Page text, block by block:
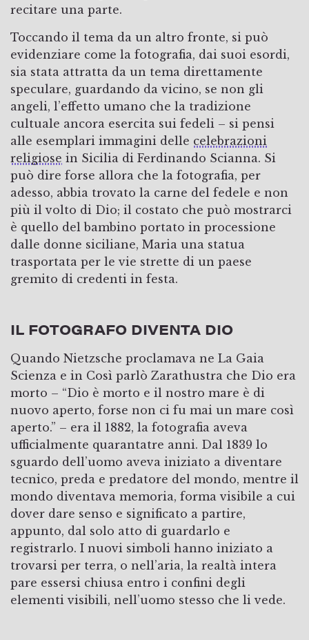
recitare una parte.
Toccando il tema da un altro fronte, si può
evidenziare come la fotografia, dai suoi esordi,
sia stata attratta da un tema direttamente
speculare, guardando da vicino, se non gli
angeli, l’effetto umano che la tradizione
cultuale ancora esercita sui fedeli – si pensi
alle esemplari immagini delle celebrazioni
religiose in Sicilia di Ferdinando Scianna. Si
può dire forse allora che la fotografia, per
adesso, abbia trovato la carne del fedele e non
più il volto di Dio; il costato che può mostrarci
è quello del bambino portato in processione
dalle donne siciliane, Maria una statua
trasportata per le vie strette di un paese
gremito di credenti in festa.
IL FOTOGRAFO DIVENTA DIO
Quando Nietzsche proclamava ne La Gaia
Scienza e in Così parlò Zarathustra che Dio era
morto – “Dio è morto e il nostro mare è di
nuovo aperto, forse non ci fu mai un mare così
aperto.” – era il 1882, la fotografia aveva
ufficialmente quarantatre anni. Dal 1839 lo
sguardo dell’uomo aveva iniziato a diventare
tecnico, preda e predatore del mondo, mentre il
mondo diventava memoria, forma visibile a cui
dover dare senso e significato a partire,
appunto, dal solo atto di guardarlo e
registrarlo. I nuovi simboli hanno iniziato a
trovarsi per terra, o nell’aria, la realtà intera
pare essersi chiusa entro i confini degli
elementi visibili, nell’uomo stesso che li vede.